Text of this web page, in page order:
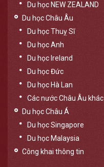
Du học NEW ZEALAND
Du học Châu Âu
Du học Thuỵ Sĩ
Du học Anh
Du học Ireland
Du học Đức
Du học Hà Lan
Các nước Châu Âu khác
Du học Châu Á
Du học Singapore
Du học Malaysia
Công khai thông tin